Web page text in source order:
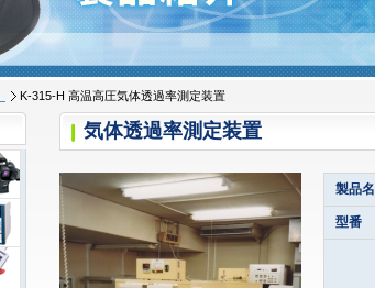
K-315-H 高温高圧気体透過率測定装置
気体透過率測定装置
製品名
型番